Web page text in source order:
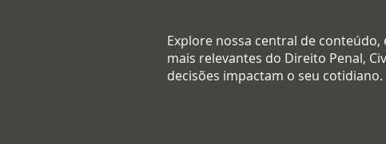
Explore nossa central de
mais relevantes do Direito Penal,
decisões impactam o seu cotidiano.